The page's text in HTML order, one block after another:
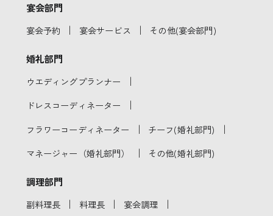
宴会部門
宴会予約 ｜ 宴会サービス ｜ その他(宴会部門)
婚礼部門
ウエディングプランナー ｜
ドレスコーディネーター ｜
フラワーコーディネーター ｜ チーフ(婚礼部門) ｜
マネージャー（婚礼部門） ｜ その他(婚礼部門)
調理部門
副料理長 ｜ 料理長 ｜ 宴会調理 ｜